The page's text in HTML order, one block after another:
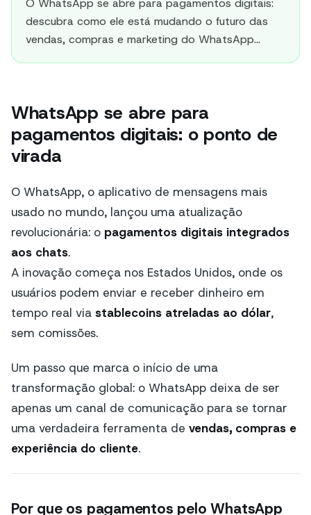
O WhatsApp se abre para pagamentos digitais:
descubra como ele está mudando o futuro das
vendas, compras e marketing do WhatsApp...
WhatsApp se abre para
pagamentos digitais: o ponto de
virada
O WhatsApp, o aplicativo de mensagens mais
usado no mundo, lançou uma atualização
revolucionária: o pagamentos digitais integrados
aos chats.
A inovação começa nos Estados Unidos, onde os
usuários podem enviar e receber dinheiro em
tempo real via stablecoins atreladas ao dólar,
sem comissões.
Um passo que marca o início de uma
transformação global: o WhatsApp deixa de ser
apenas um canal de comunicação para se tornar
uma verdadeira ferramenta de vendas, compras e
experiência do cliente.
Por que os pagamentos pelo WhatsApp